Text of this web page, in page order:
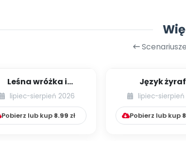
Leśna wróżka i
przyjaciele
lipiec-sierpień 2026
Pobierz lub kup 8.99 zł
Język
lipiec-sierpień
Pobierz lub kup